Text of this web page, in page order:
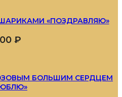
«ПОЗДРАВЛЯЮ»
₽
БОЛЬШИМ СЕРДЦЕМ